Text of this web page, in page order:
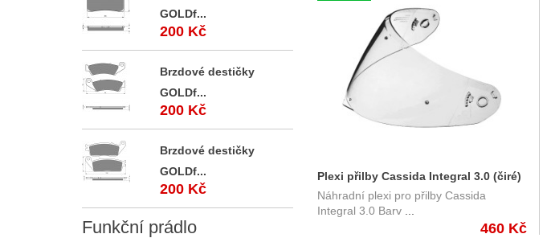
Plexi přilby Cassida Integral 3.0 (čiré)
s přípravou pro Pinlock
Náhradní plexi pro přilby Cassida
Integral 3.0 Barv...
460 Kč
GOLDf...
200 Kč
Brzdové destičky
GOLDf...
200 Kč
Brzdové destičky
GOLDf...
200 Kč
Funkční prádlo